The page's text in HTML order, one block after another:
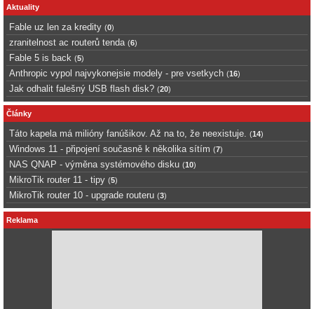
Aktuality
Fable uz len za kredity (0)
zranitelnost ac routerů tenda (6)
Fable 5 is back (5)
Anthropic vypol najvykonejsie modely - pre vsetkych (16)
Jak odhalit falešný USB flash disk? (20)
Články
Táto kapela má milióny fanúšikov. Až na to, že neexistuje. (14)
Windows 11 - připojení současně k několika sítím (7)
NAS QNAP - výměna systémového disku (10)
MikroTik router 11 - tipy (5)
MikroTik router 10 - upgrade routeru (3)
Reklama